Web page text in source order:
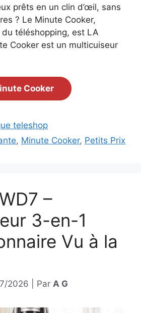
prêts en un clin d’œil, sans
? Le Minute Cooker,
du téléshopping, est LA
Cooker est un multicuiseur
Cooker
teleshop
, Minute Cooker, Petits Prix
–
3-en-1
Vu à la
2026 Par A G